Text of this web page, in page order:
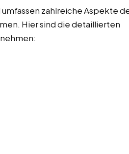
zahlreiche Aspekte
Hier sind die detaillierten